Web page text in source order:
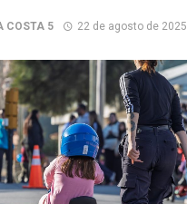
COSTA 5 22 de agosto de 2025